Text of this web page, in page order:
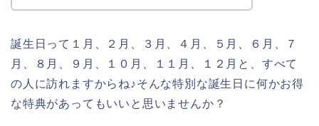
誕生日って１月、２月、３月、４月、５月、６月、７
月、８月、９月、１０月、１１月、１２月と、すべて
の人に訪れますからね♪そんな特別な誕生日に何かお得
な特典があってもいいと思いませんか？